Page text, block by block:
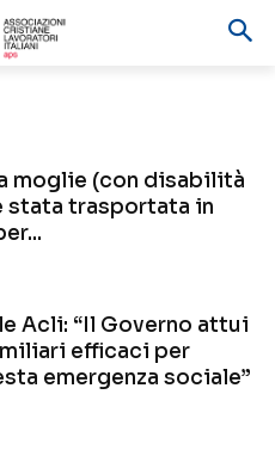
moglie (con disabilità
stata trasportata in
Acli: “Il Governo attui
efficaci per
emergenza sociale”